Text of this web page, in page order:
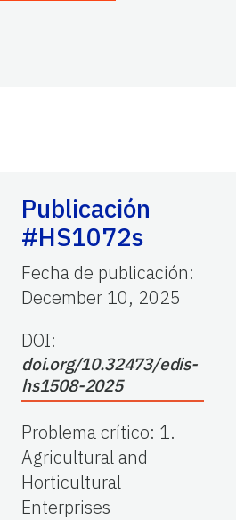
Publicación
#HS1072s
Fecha de publicación:
December 10, 2025
DOI:
doi.org/10.32473/edis-
hs1508-2025
Problema crítico: 1.
Agricultural and
Horticultural
Enterprises